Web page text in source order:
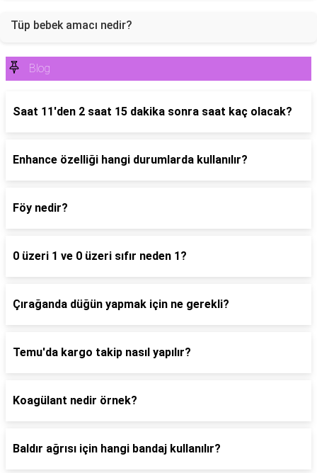
Tüp bebek amacı nedir?
Blog
Saat 11'den 2 saat 15 dakika sonra saat kaç olacak?
Enhance özelliği hangi durumlarda kullanılır?
Föy nedir?
0 üzeri 1 ve 0 üzeri sıfır neden 1?
Çırağanda düğün yapmak için ne gerekli?
Temu'da kargo takip nasıl yapılır?
Koagülant nedir örnek?
Baldır ağrısı için hangi bandaj kullanılır?